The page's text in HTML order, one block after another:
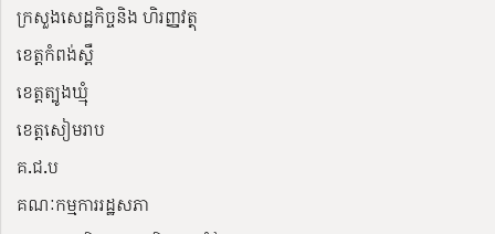
ក្រសួងសេដ្ឋកិច្ចនិង ហិរញ្ញវត្ថុ
ខេត្តកំពង់ស្ពឺ
ខេត្តត្បូងឃ្មុំ
ខេត្តសៀមរាប
គ.ជ.ប
គណៈកម្មការរដ្ឋសភា